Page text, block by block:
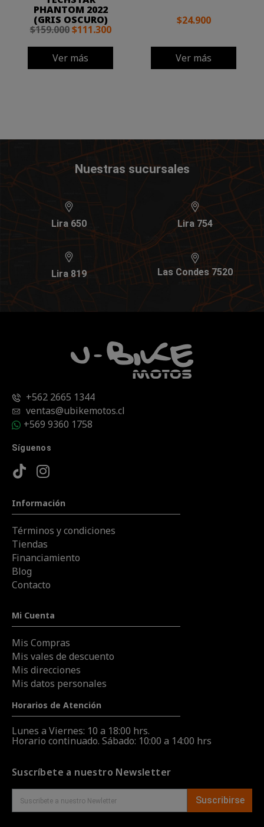
PHANTOM 2022
(GRIS OSCURO)
$159.000 $111.300
Ver más
$24.900
Ver más
Nuestras sucursales
Lira 650 Lira 754
Lira 819 Las Condes 7520
+562 2665 1344
ventas@ubikemotos.cl
+569 9360 1758
Síguenos
Información
Términos y condiciones
Tiendas
Financiamiento
Blog
Contacto
Mi Cuenta
Mis Compras
Mis vales de descuento
Mis direcciones
Mis datos personales
Horarios de Atención
Lunes a Viernes: 10 a 18:00 hrs.
Horario continuado. Sábado: 10:00 a 14:00 hrs
Suscríbete a nuestro Newsletter
Suscribirse